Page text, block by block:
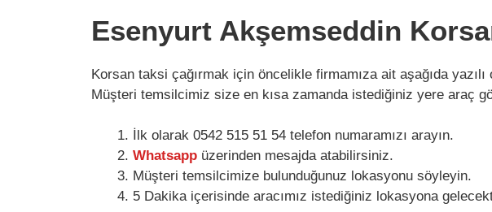
Esenyurt Akşemseddin
Korsan taksi çağırmak için öncelikle firmamıza ait aşağıda
Müşteri temsilcimiz size en kısa zamanda istediğiniz yere araç
İlk olarak 0542 515 51 54 telefon numaramızı arayın.
Whatsapp üzerinden mesajda atabilirsiniz.
Müşteri temsilcimize bulunduğunuz lokasyonu söyleyin.
5 Dakika içerisinde aracımız istediğiniz lokasyona